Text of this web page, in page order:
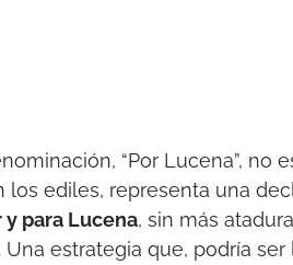
“Por Lucena”, no
los ediles, representa una
para Lucena, sin más
estrategia que, podría ser